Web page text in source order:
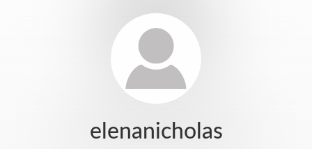
elenanicholas